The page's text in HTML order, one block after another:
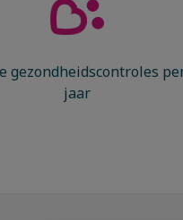
gezondheidscontroles
jaar